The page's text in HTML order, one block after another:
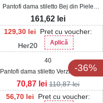
Pantofi dama stiletto Bej din Piele
Ecologica Intoarsa Ezera
129,30 lei
Pret cu voucher:
Her20
Aplică
161,62 lei
-36%
40
Pantofi dama stiletto Verzi din Piele
Ecologica Intoarsa Nicky
56,70 lei
Pret cu voucher:
70,87 lei 110,87lei